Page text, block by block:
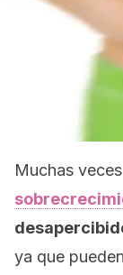
Muchas
ya que